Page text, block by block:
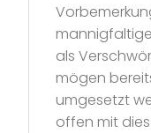
als
mögen
umgesetzt
offen mit